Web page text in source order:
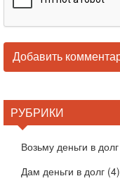
РУБРИКИ
Возьму деньги в долг
Дам деньги в долг (4)